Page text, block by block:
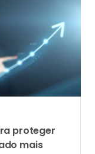
proteger
mais